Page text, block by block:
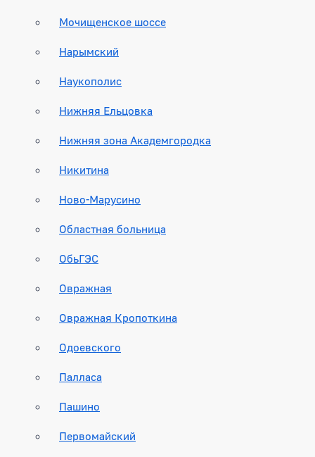
Мочищенское шоссе
Нарымский
Наукополис
Нижняя Ельцовка
Нижняя зона Академгородка
Никитина
Ново-Марусино
Областная больница
ОбьГЭС
Овражная
Овражная Кропоткина
Одоевского
Палласа
Пашино
Первомайский